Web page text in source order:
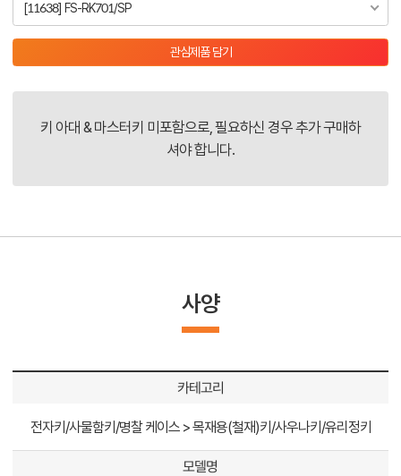
[11638] FS-RK701/SP
관심제품 담기
키 아대 & 마스터키 미포함으로, 필요하신 경우 추가 구매하
셔야 합니다.
사양
카테고리
전자키/사물함키/명찰 케이스 > 목재용(철재)키/사우나키/유리정키
모델명